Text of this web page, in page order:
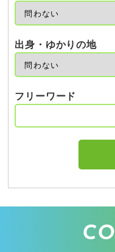
出身・ゆかりの地
フリーワード